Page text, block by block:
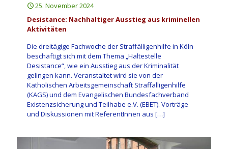
25. November 2024
Desistance: Nachhaltiger Ausstieg aus kriminellen
Aktivitäten
Die dreitägige Fachwoche der Straffälligenhilfe in Köln
beschäftigt sich mit dem Thema „Haltestelle
Desistance“, wie ein Ausstieg aus der Kriminalität
gelingen kann. Veranstaltet wird sie von der
Katholischen Arbeitsgemeinschaft Straffälligenhilfe
(KAGS) und dem Evangelischen Bundesfachverband
Existenzsicherung und Teilhabe e.V. (EBET). Vorträge
und Diskussionen mit ReferentInnen aus […]